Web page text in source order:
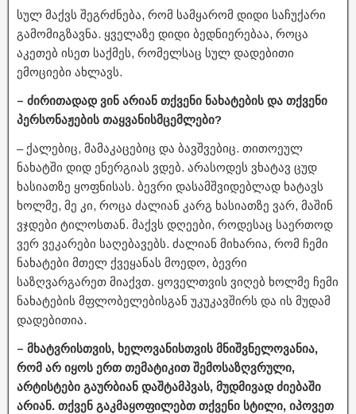
სულ მაქვს შეგრძნება, რომ სამყარომ დიდი საჩუქარი
გამომიგზავნა. ყველაზე დიდი ბედნიერებაა, როცა
აკეთებ ისეთ საქმეს, რომელსაც სულ დადებითი
ემოციები ახლავს.
– ძირითადად ვინ არიან თქვენი ნახატების და თქვენი
პერსონაჟების თაყვანისმცემლები?
– ქალებიც, მამაკაცებიც და ბავშვებიც. თითოეულ
ნახატში დიდ ენერგიას ვდებ. არასოდეს ვხატავ ცუდ
ხასიათზე ყოფნისას. ბევრი დასამშვიდებლად ხატავს
ხოლმე, მე კი, როცა ძალიან კარგ ხასიათზე ვარ, მაშინ
ვჯდები ტილოსთან. მაქვს დღეები, როდესაც საერთოდ
ვერ ვეკარები საღებავებს. ძალიან მიხარია, რომ ჩემი
ნახატები მთელ ქვეყანას მოედო, ბევრი
საზღვარგარეთ მიაქვთ. ყოველთვის ვიღებ ხოლმე ჩემი
ნახატების მფლობელებისგან უკუკავშირს და ის მუდამ
დადებითია.
– მხატვრისთვის, ხელოვანისთვის მნიშვნელოვანია,
რომ არ იყოს ერთ თემატიკით შემოსაზღვრული,
არტისტები გაურბიან დაშტამპვას, მუდმივად ძიებაში
არიან. თქვენ გაკმაყოფილებთ თქვენი სტილი, იპოვეთ